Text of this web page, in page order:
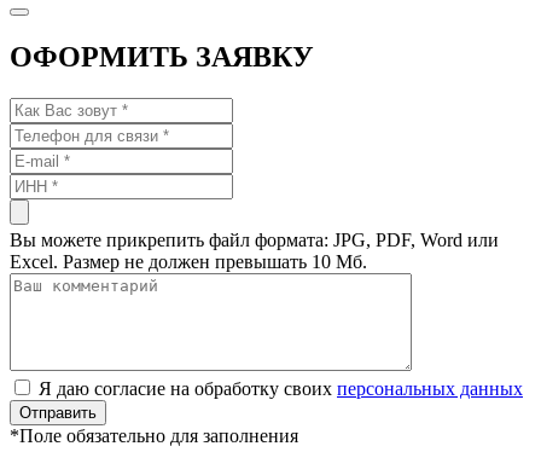
ОФОРМИТЬ ЗАЯВКУ
Вы можете прикрепить файл формата: JPG, PDF, Word или
Excel. Размер не должен превышать 10 Мб.
Я даю согласие на обработку своих персональных данных
*Поле обязательно для заполнения